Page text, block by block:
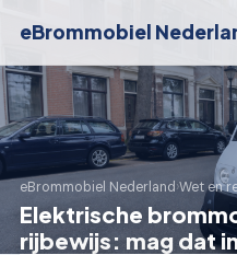
eBrommobiel
eBrommobiel Nederland›Wet en
Elektrische
rijbewijs: mag dat